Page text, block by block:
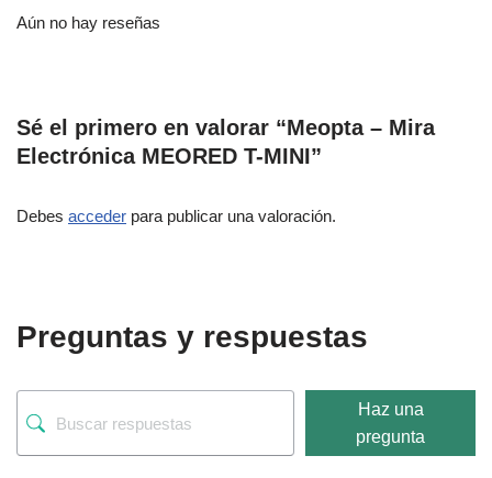
Aún no hay reseñas
Sé el primero en valorar “Meopta – Mira
Electrónica MEORED T-MINI”
Debes acceder para publicar una valoración.
Preguntas y respuestas
Haz una
pregunta